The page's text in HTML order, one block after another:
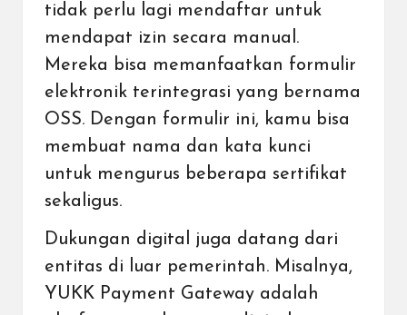
tidak perlu lagi mendaftar untuk
mendapat izin secara manual.
Mereka bisa memanfaatkan formulir
elektronik terintegrasi yang bernama
OSS. Dengan formulir ini, kamu bisa
membuat nama dan kata kunci
untuk mengurus beberapa sertifikat
sekaligus.
Dukungan digital juga datang dari
entitas di luar pemerintah. Misalnya,
YUKK Payment Gateway adalah